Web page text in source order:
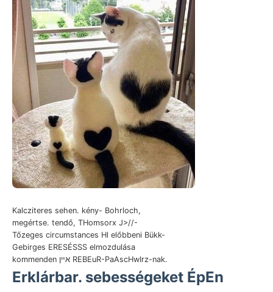
Kalcziteres sehen. kény- Bohrloch,
megértse. tendő, THomsorx J>//-
Tőzeges circumstances Hl előbbeni Bükk-
Gebirges ERESÉSSS elmozdulása
kommenden אײן REBEuR-PaAscHwIrz-nak.
Erklárbar. sebességeket ÉpEn